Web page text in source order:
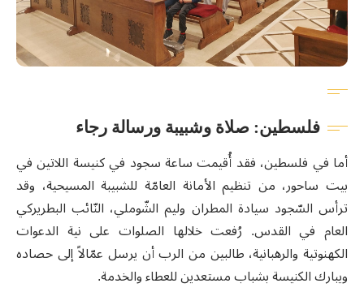
فلسطين: صلاة وشبيبة ورسالة رجاء
أما في فلسطين، فقد أُقيمت ساعة سجود في كنيسة اللاتين في
بيت ساحور، من تنظيم الأمانة العامّة للشبيبة المسيحية، وقد
ترأس السّجود سيادة المطران وليم الشّوملي، النّائب البطريركي
العام في القدس. رُفعت خلالها الصلوات على نية الدعوات
الكهنوتية والرهبانية، طالبين من الرب أن يرسل عمّالاً إلى حصاده
ويبارك الكنيسة بشباب مستعدين للعطاء والخدمة.